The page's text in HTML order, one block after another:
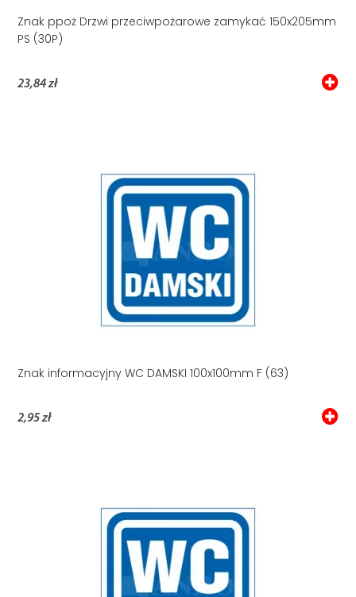
Znak ppoż Drzwi przeciwpożarowe zamykać 150x205mm
PS (30P)
23,84 zł
Znak informacyjny WC DAMSKI 100x100mm F (63)
2,95 zł